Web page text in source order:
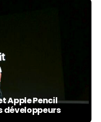
Apple Pencil
développeurs